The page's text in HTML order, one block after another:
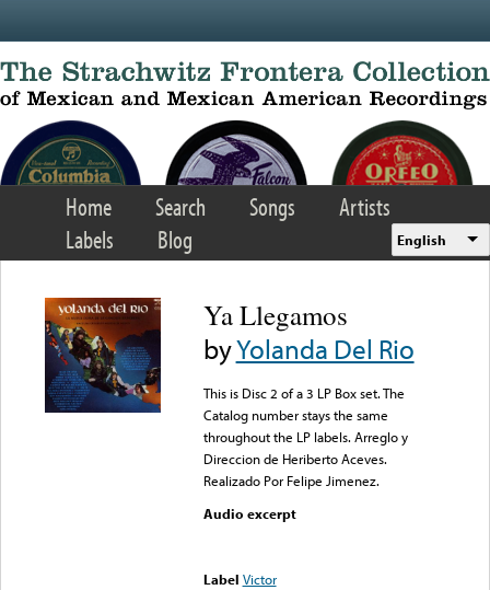
Home Search Songs
Artists
Labels
Blog English
Ya Llegamos
byYolanda Del Rio
This is Disc 2 of a 3 LP Box set. The
Catalog number stays the same
throughout the LP labels. Arreglo y
Direccion de Heriberto Aceves.
Realizado Por Felipe Jimenez.
Audio excerpt
Label Victor